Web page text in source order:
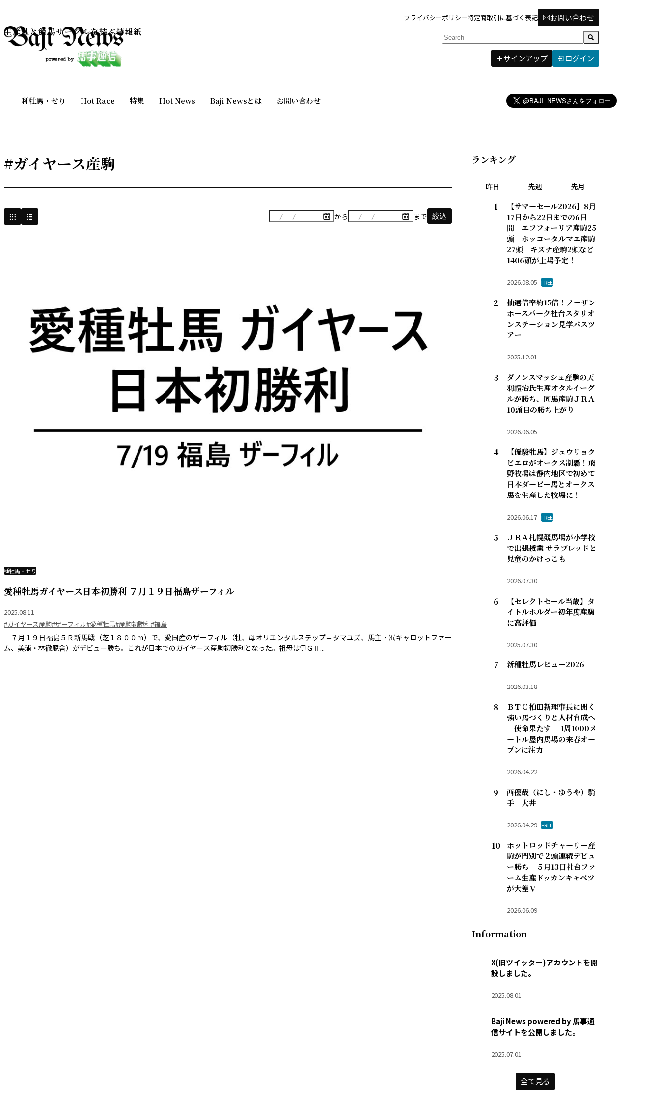
プライバシーポリシー特定商取引に基づく表記 お問い合わせ
生産地と競馬サークルを結ぶ情報紙
サインアップ ログイン
種牡馬・せり Hot Race 特集 Hot News Baji Newsとは お問い合わせ
#ガイヤース産駒
から まで 絞込
種牡馬・せり
愛種牡馬ガイヤース日本初勝利 ７月１９日福島ザーフィル
2025.08.11
#ガイヤース産駒#ザーフィル#愛種牡馬#産駒初勝利#福島
７月１９日福島５Ｒ新馬戦（芝１８００ｍ）で、愛国産のザーフィル（牡、母オリエンタルステップ＝タマユズ、馬主・㈲キャロットファー
ム、美浦・林徹厩舎）がデビュー勝ち。これが日本でのガイヤース産駒初勝利となった。祖母は伊ＧⅡ...
ランキング
昨日 先週 先月
【サマーセール2026】8月
17日から22日までの6日
間 エフフォーリア産駒25
頭 ホッコータルマエ産駒
27頭 キズナ産駒2頭など
1406頭が上場予定！
2026.08.05 FREE
抽選倍率約15倍！ノーザン
ホースパーク社台スタリオ
ンステーション見学バスツ
アー
2025.12.01
ダノンスマッシュ産駒の天
羽禮治氏生産オタルイーグ
ルが勝ち、同馬産駒ＪＲＡ
10頭目の勝ち上がり
2026.06.05
【優駿牝馬】ジュウリョク
ピエロがオークス制覇！飛
野牧場は静内地区で初めて
日本ダービー馬とオークス
馬を生産した牧場に！
2026.06.17 FREE
ＪＲＡ札幌競馬場が小学校
で出張授業 サラブレッドと
児童のかけっこも
2026.07.30
【セレクトセール当歳】タ
イトルホルダー初年度産駒
に高評価
2025.07.30
新種牡馬レビュー2026
2026.03.18
ＢＴＣ柏田新理事長に聞く
強い馬づくりと人材育成へ
「使命果たす」 1周1000メ
ートル屋内馬場の来春オー
プンに注力
2026.04.22
西優哉（にし・ゆうや）騎
手＝大井
2026.04.29 FREE
ホットロッドチャーリー産
駒が門別で２頭連続デビュ
ー勝ち ５月13日社台ファ
ーム生産ドッカンキャベツ
が大差Ｖ
2026.06.09
Information
X(旧ツイッター)アカウントを開
設しました。
2025.08.01
Baji News powered by 馬事通
信サイトを公開しました。
2025.07.01
全て見る